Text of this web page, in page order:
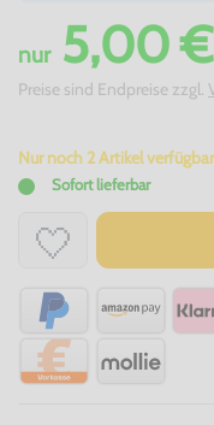
nur5,00 €
Preise sind Endpreise zzgl.
Nur noch 2 Artikel
Sofort lieferbar